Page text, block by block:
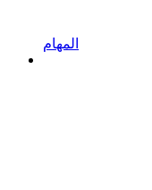
المهام